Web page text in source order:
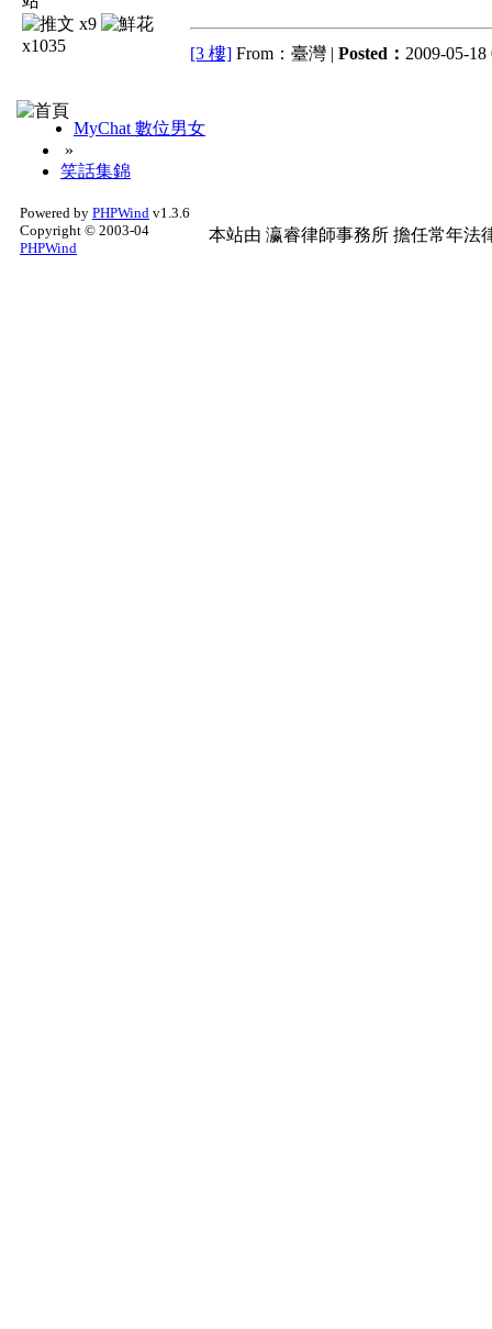
x9
x1035
[3 樓] From：臺灣 | Posted： 2009-05-18
MyChat 數位男女
»
笑話集錦
Powered by PHPWind v1.3.6
Copyright © 2003-04
PHPWind
本站由 瀛睿律師事務所 擔任常年法